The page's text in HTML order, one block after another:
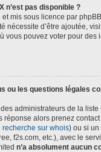
n’est pas disponible ?
mis sous licence par
nécessite d’être ajoutée,
vous pouvez voter pour des
ou les questions légales
administrateurs de la liste
réponse alors prenez
recherche sur whois) ou si un
f2s.com, etc.), avec le
n’a absolument aucun